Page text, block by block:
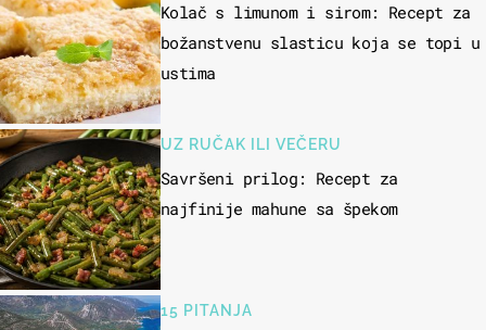
Kolač s limunom i sirom: Recept za
božanstvenu slasticu koja se topi u
ustima
UZ RUČAK ILI VEČERU
Savršeni prilog: Recept za
najfinije mahune sa špekom
15 PITANJA